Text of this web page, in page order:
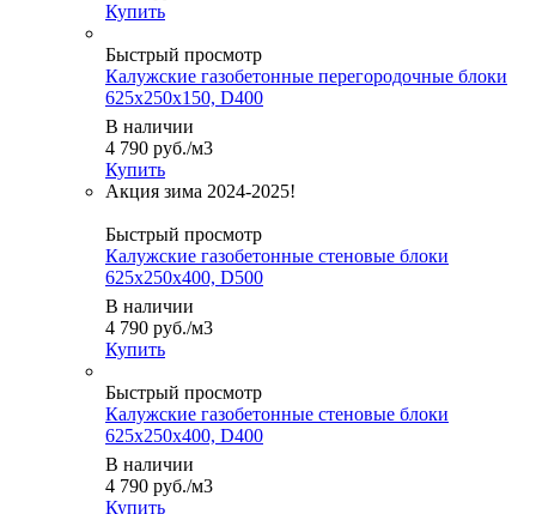
Купить
Быстрый просмотр
Калужские газобетонные перегородочные блоки
625x250x150, D400
В наличии
4 790 руб./м3
Купить
Быстрый просмотр
Калужские газобетонные стеновые блоки
625x250x400, D500
В наличии
4 790 руб./м3
Купить
Быстрый просмотр
Калужские газобетонные стеновые блоки
625x250x400, D400
В наличии
4 790 руб./м3
Купить